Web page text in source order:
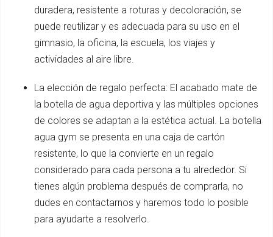
duradera, resistente a roturas y decoloración, se
puede reutilizar y es adecuada para su uso en el
gimnasio, la oficina, la escuela, los viajes y
actividades al aire libre.
La elección de regalo perfecta: El acabado mate de
la botella de agua deportiva y las múltiples opciones
de colores se adaptan a la estética actual. La botella
agua gym se presenta en una caja de cartón
resistente, lo que la convierte en un regalo
considerado para cada persona a tu alrededor. Si
tienes algún problema después de comprarla, no
dudes en contactarnos y haremos todo lo posible
para ayudarte a resolverlo.